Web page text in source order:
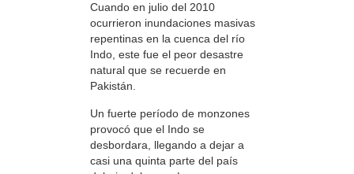
Cuando en julio del 2010
ocurrieron inundaciones masivas
repentinas en la cuenca del río
Indo, este fue el peor desastre
natural que se recuerde en
Pakistán.
Un fuerte período de monzones
provocó que el Indo se
desbordara, llegando a dejar a
casi una quinta parte del país